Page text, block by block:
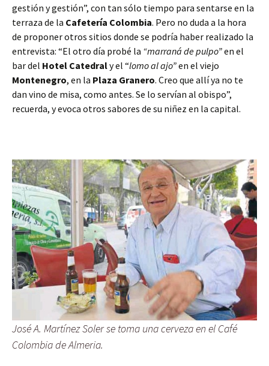
gestión y gestión”, con tan sólo tiempo para sentarse en la
terraza de la Cafetería Colombia. Pero no duda a la hora
de proponer otros sitios donde se podría haber realizado la
entrevista: “El otro día probé la “marraná de pulpo”en el
bar del Hotel Catedraly el “lomo al ajo”en el viejo
Montenegro, en la Plaza Granero. Creo que allí ya no te
dan vino de misa, como antes. Se lo servían al obispo”,
recuerda, y evoca otros sabores de su niñez en la capital.
José A. Martínez Soler se toma una cerveza en el Café
Colombia de Almeria.